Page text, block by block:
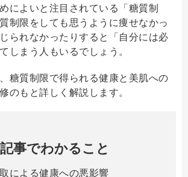
によいと注目されている「糖質制
制限をしても思うように痩せなかっ
られなかったりすると「自分には必
しまう人もいるでしょう。
糖質制限で得られる健康と美肌への
のもと詳しく解説します。
事でわかること
による健康への悪影響